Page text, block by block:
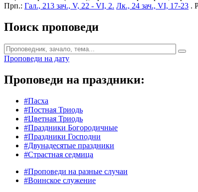
Прп.: Гал., 213 зач., V, 22 - VI, 2. Лк., 24 зач., VI, 17-23 .
Поиск проповеди
Проповеди на дату
Проповеди на праздники:
#Пасха
#Постная Триодь
#Цветная Триодь
#Праздники Богородичные
#Праздники Господни
#Двунадесятые праздники
#Страстная седмица
#Проповеди на разные случаи
#Воинское служение